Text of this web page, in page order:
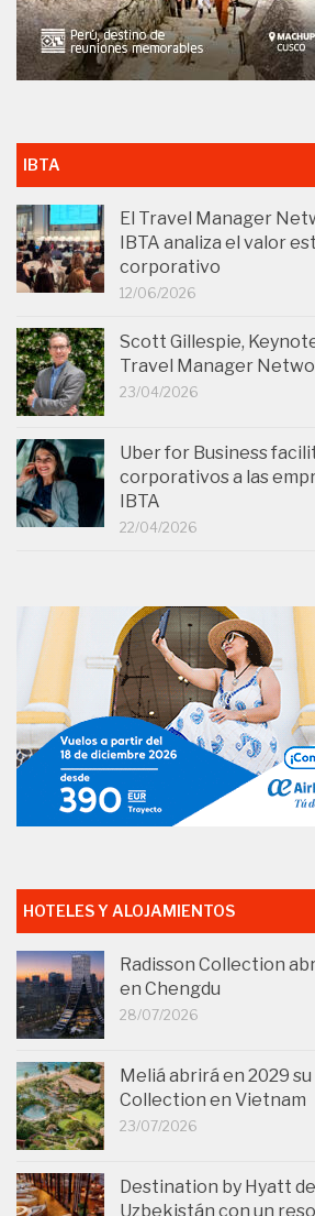
IBTA
El Travel Manager
IBTA analiza el valor
corporativo
12/06/2026
Scott Gillespie,
Travel Manager
23/04/2026
Uber for Business
corporativos a las
IBTA
22/04/2026
HOTELES Y ALOJAMIENTOS
Radisson Collection
en Chengdu
28/07/2026
Meliá abrirá en 2029
Collection en Vietnam
23/07/2026
Destination by Hyatt
Uzbekistán con un